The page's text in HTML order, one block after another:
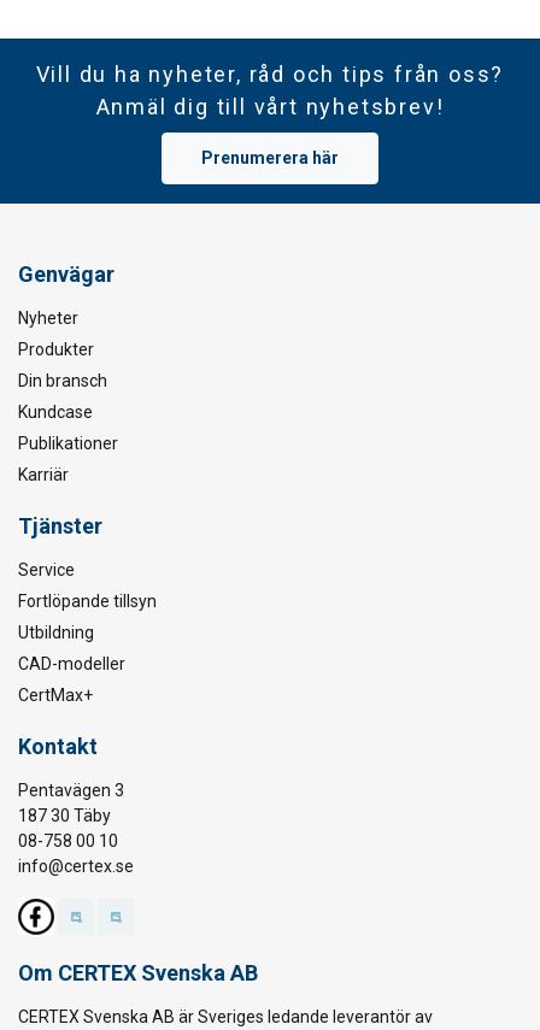
Vill du ha nyheter, råd och tips från oss?
Anmäl dig till vårt nyhetsbrev!
Prenumerera här
Genvägar
Nyheter
Produkter
Din bransch
Kundcase
Publikationer
Karriär
Tjänster
Service
Fortlöpande tillsyn
Utbildning
CAD-modeller
CertMax+
Kontakt
Pentavägen 3
187 30 Täby
08-758 00 10
info@certex.se
Om CERTEX Svenska AB
CERTEX Svenska AB är Sveriges ledande leverantör av